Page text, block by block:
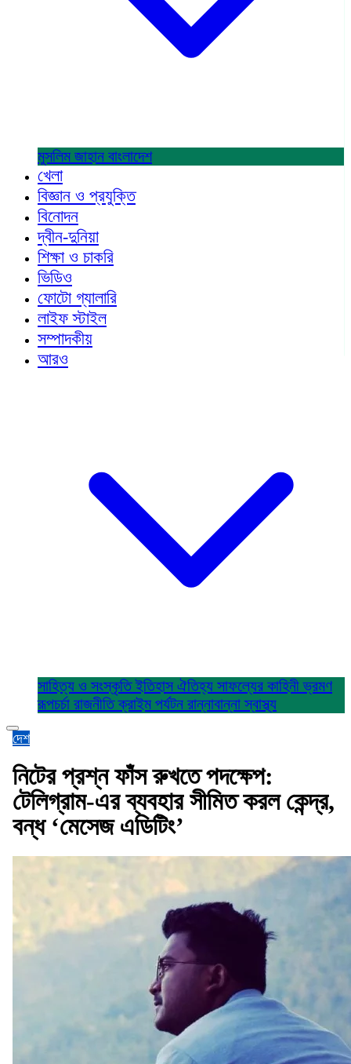
মুসলিম জাহান বাংলাদেশ
খেলা
বিজ্ঞান ও প্রযুক্তি
বিনোদন
দ্বীন-দুনিয়া
শিক্ষা ও চাকরি
ভিডিও
ফোটো গ্যালারি
লাইফ স্টাইল
সম্পাদকীয়
আরও
সাহিত্য ও সংস্কৃতিইতিহাস ঐতিহ্য সাফল্যের কাহিনীভ্রমণ
রূপচর্চা রাজনীতিক্রাইম পর্যটন রান্নাবান্নাস্বাস্থ্য
দেশ
নিটের প্রশ্ন ফাঁস রুখতে পদক্ষেপ:
টেলিগ্রাম-এর ব্যবহার সীমিত করল কেন্দ্র,
বন্ধ ‘মেসেজ এডিটিং’